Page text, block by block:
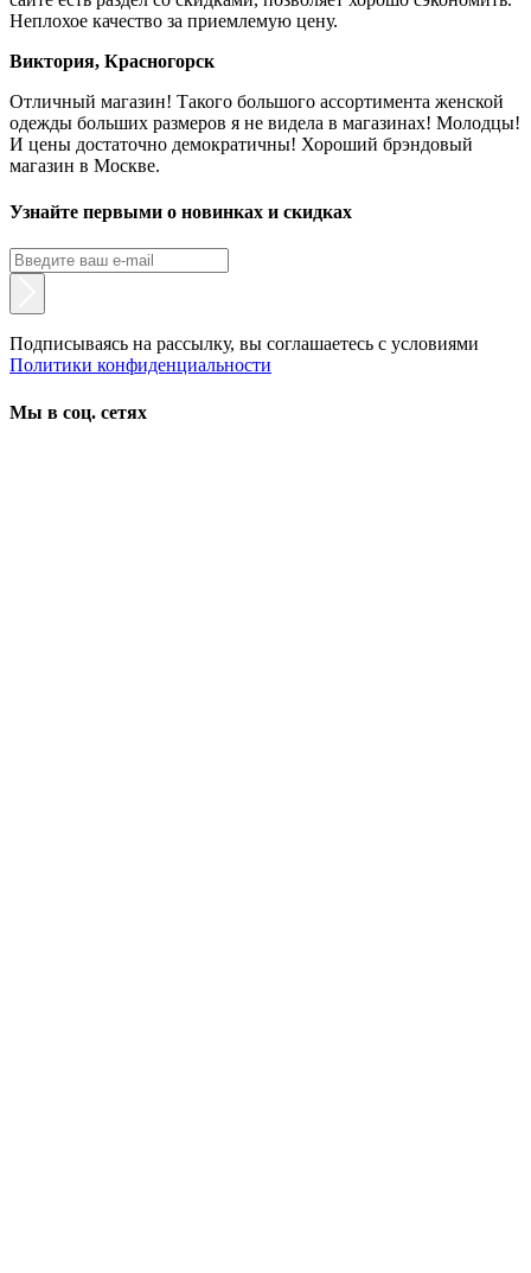
Неплохое качество за приемлемую цену.
Виктория, Красногорск
Отличный магазин! Такого большого ассортимента женской
одежды больших размеров я не видела в магазинах! Молодцы!
И цены достаточно демократичны! Хороший брэндовый
магазин в Москве.
Узнайте первыми о новинках и скидках
Подписываясь на рассылку, вы соглашаетесь с условиями
Политики конфиденциальности
Мы в соц. сетях